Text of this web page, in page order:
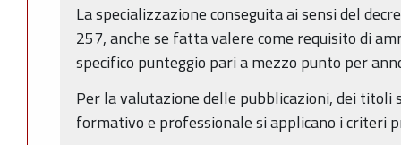
La specializzazione conseguita ai sensi del
257, anche se fatta valere come requisito di
specifico punteggio pari a mezzo punto per
Per la valutazione delle pubblicazioni, dei titoli
formativo e professionale si applicano i criteri